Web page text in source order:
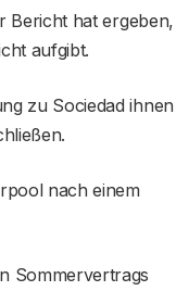
Bericht hat ergeben,
aufgibt.
zu Sociedad ihnen
nach einem
Sommervertrags